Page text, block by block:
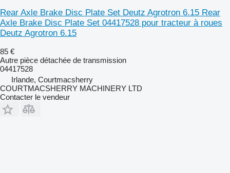
Rear Axle Brake Disc Plate Set Deutz Agrotron 6.15 Rear
Axle Brake Disc Plate Set 04417528 pour tracteur à roues
Deutz Agrotron 6.15
85 €
Autre pièce détachée de transmission
04417528
Irlande, Courtmacsherry
COURTMACSHERRY MACHINERY LTD
Contacter le vendeur